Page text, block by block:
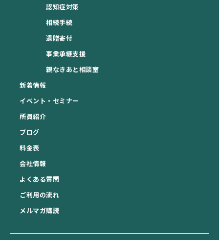
認知症対策
相続手続
遺贈寄付
事業承継支援
親なきあと相談室
新着情報
イベント・セミナー
所員紹介
ブログ
料金表
会社情報
よくある質問
ご利用の流れ
メルマガ購読